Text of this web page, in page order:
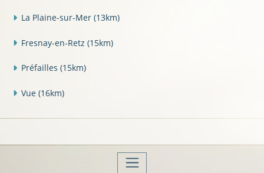
La Plaine-sur-Mer (13km)
Fresnay-en-Retz (15km)
Préfailles (15km)
Vue (16km)